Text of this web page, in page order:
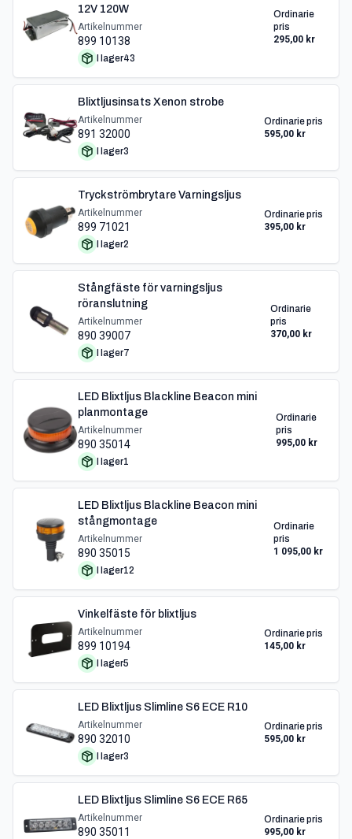
12V 120W
Artikelnummer
899 10138
I lager43
Ordinarie
pris
295,00 kr
Blixtljusinsats Xenon strobe
Artikelnummer
891 32000
I lager3
Ordinarie pris
595,00 kr
Tryckströmbrytare Varningsljus
Artikelnummer
899 71021
I lager2
Ordinarie pris
395,00 kr
Stångfäste för varningsljus
röranslutning
Artikelnummer
890 39007
I lager7
Ordinarie
pris
370,00 kr
LED Blixtljus Blackline Beacon mini
planmontage
Artikelnummer
890 35014
I lager1
Ordinarie
pris
995,00 kr
LED Blixtljus Blackline Beacon mini
stångmontage
Artikelnummer
890 35015
I lager12
Ordinarie
pris
1 095,00 kr
Vinkelfäste för blixtljus
Artikelnummer
899 10194
I lager5
Ordinarie pris
145,00 kr
LED Blixtljus Slimline S6 ECE R10
Artikelnummer
890 32010
I lager3
Ordinarie pris
595,00 kr
LED Blixtljus Slimline S6 ECE R65
Artikelnummer
890 35011
Ordinarie pris
995,00 kr